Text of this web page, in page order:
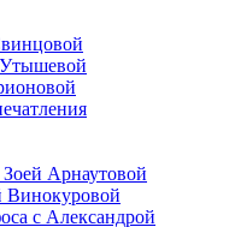
Арнаутовой
Винокуровой
с Александрой